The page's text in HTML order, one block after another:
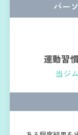
パー
運動習
当ジ